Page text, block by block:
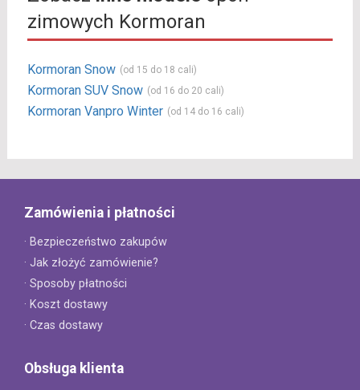
zimowych Kormoran
Kormoran Snow (od 15 do 18 cali)
Kormoran SUV Snow (od 16 do 20 cali)
Kormoran Vanpro Winter (od 14 do 16 cali)
Zamówienia i płatności
· Bezpieczeństwo zakupów
· Jak złożyć zamówienie?
· Sposoby płatności
· Koszt dostawy
· Czas dostawy
Obsługa klienta